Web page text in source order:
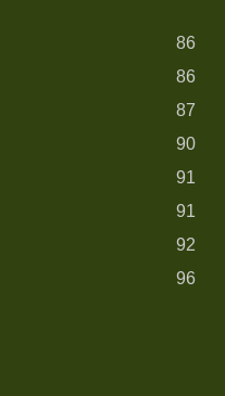
86
86
87
90
91
91
92
96